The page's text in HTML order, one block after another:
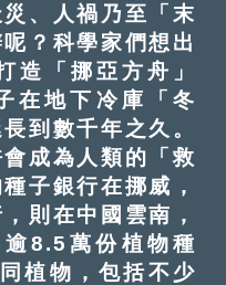
、人禍乃至「末
？科學家們想出
造「挪亞方舟」
地下冷庫「冬
到數千年之久。
成為人類的「救
子銀行在挪威，
則在中國雲南，
8.5萬份植物種
植物，包括不少